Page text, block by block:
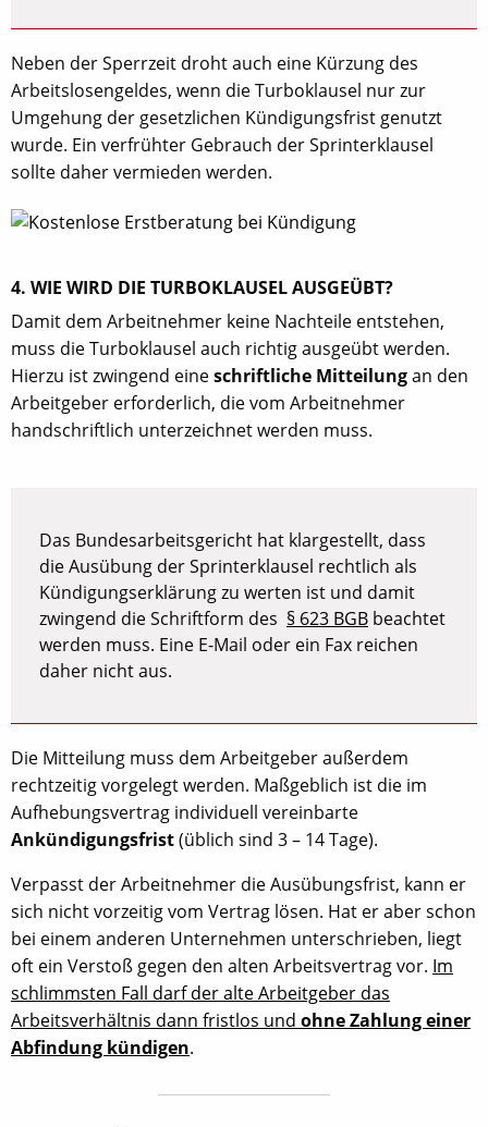
Neben der Sperrzeit droht auch eine Kürzung des
Arbeitslosengeldes, wenn die Turboklausel nur zur
Umgehung der gesetzlichen Kündigungsfrist genutzt
wurde. Ein verfrühter Gebrauch der Sprinterklausel
sollte daher vermieden werden.
4. WIE WIRD DIE TURBOKLAUSEL AUSGEÜBT?
Damit dem Arbeitnehmer keine Nachteile entstehen,
muss die Turboklausel auch richtig ausgeübt werden.
Hierzu ist zwingend eineschriftliche Mitteilungan den
Arbeitgeber erforderlich, die vom Arbeitnehmer
handschriftlich unterzeichnet werden muss.
Das Bundesarbeitsgericht hat klargestellt, dass
die Ausübung der Sprinterklausel rechtlich als
Kündigungserklärung zu werten ist und damit
zwingend die Schriftform des § 623 BGB beachtet
werden muss. Eine E-Mail oder ein Fax reichen
daher nicht aus.
Die Mitteilung muss dem Arbeitgeber außerdem
rechtzeitig vorgelegt werden. Maßgeblich ist die im
Aufhebungsvertrag individuell vereinbarte
Ankündigungsfrist(üblich sind 3 – 14 Tage).
Verpasst der Arbeitnehmer die Ausübungsfrist, kann er
sich nicht vorzeitig vom Vertrag lösen. Hat er aber schon
bei einem anderen Unternehmen unterschrieben, liegt
oft ein Verstoß gegen den alten Arbeitsvertrag vor. Im
schlimmsten Fall darf der alte Arbeitgeber das
Arbeitsverhältnis dann fristlos und ohne Zahlung einer
Abfindung kündigen.